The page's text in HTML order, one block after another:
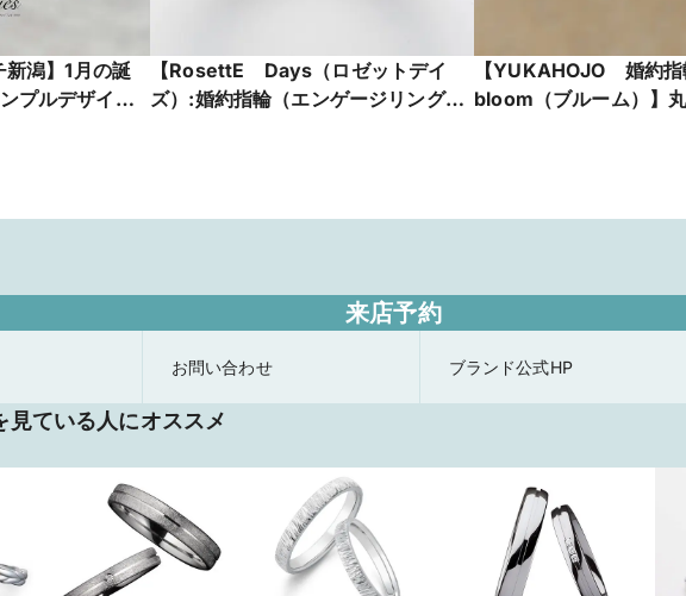
新潟】1月の誕
プルデザイン
【RosettE Days（ロゼットデイ
ズ）:婚約指輪（エンゲージリング）
【YUKAHOJO 婚約指
bloom（ブルーム）】
来店予約
お問い合わせ ブランド公式HP
見ている人にオススメ